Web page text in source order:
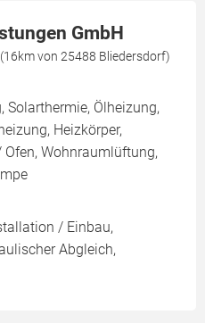
GmbH
von 25488 Bliedersdorf)
Solarthermie, Ölheizung,
Heizkörper,
Wohnraumlüftung,
/ Einbau,
Abgleich,